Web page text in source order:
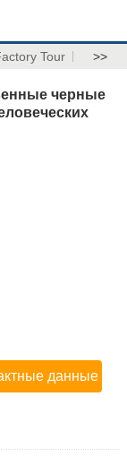
Tour >>
черные
данные